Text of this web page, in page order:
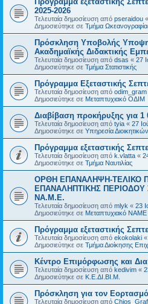
2025-2026
Τελευταία δημοσίευση από pseraidou «
Δημοσιεύτηκε σε Τμήμα
Πρόσκληση Υποβολής
Ακαδημαϊκής Διδακτικής
Τελευταία δημοσίευση από dsas « 27
Δημοσιεύτηκε σε Τμήμα Στατιστικής
Πρόγραμμα Εξεταστικής
Τελευταία δημοσίευση από odim_gram
Δημοσιεύτηκε σε Μεταπτυχιακό ΟΔΙΜ
Διαβίβαση προκήρυξης για
Τελευταία δημοσίευση από tyia « 27
Δημοσιεύτηκε σε Υπηρεσία
Πρόγραμμα εξεταστικής
Τελευταία δημοσίευση από k.vlatta «
Δημοσιεύτηκε σε Τμήμα Ναυτιλίας
ΟΡΘΗ ΕΠΑΝΑΛΗΨΗ-ΤΕΛΙΚΟ
ΕΠΑΝΑΛΗΠΤΙΚΗΣ ΠΕΡΙΟΔΟΥ
ΝΑ.Μ.Ε.
Τελευταία δημοσίευση από mlyk « 23
Δημοσιεύτηκε σε Μεταπτυχιακό ΝΑΜΕ
Πρόγραμμα εξεταστικής
Τελευταία δημοσίευση από ekokolaki «
Δημοσιεύτηκε σε Τμήμα Διοίκησης
Κέντρο Επιμόρφωσης και
Τελευταία δημοσίευση από kedivim «
Δημοσιεύτηκε σε Κ.Ε.ΔΙ.ΒΙ.Μ.
Πρόσκληση για τον
Τελευταία δημοσίευση από